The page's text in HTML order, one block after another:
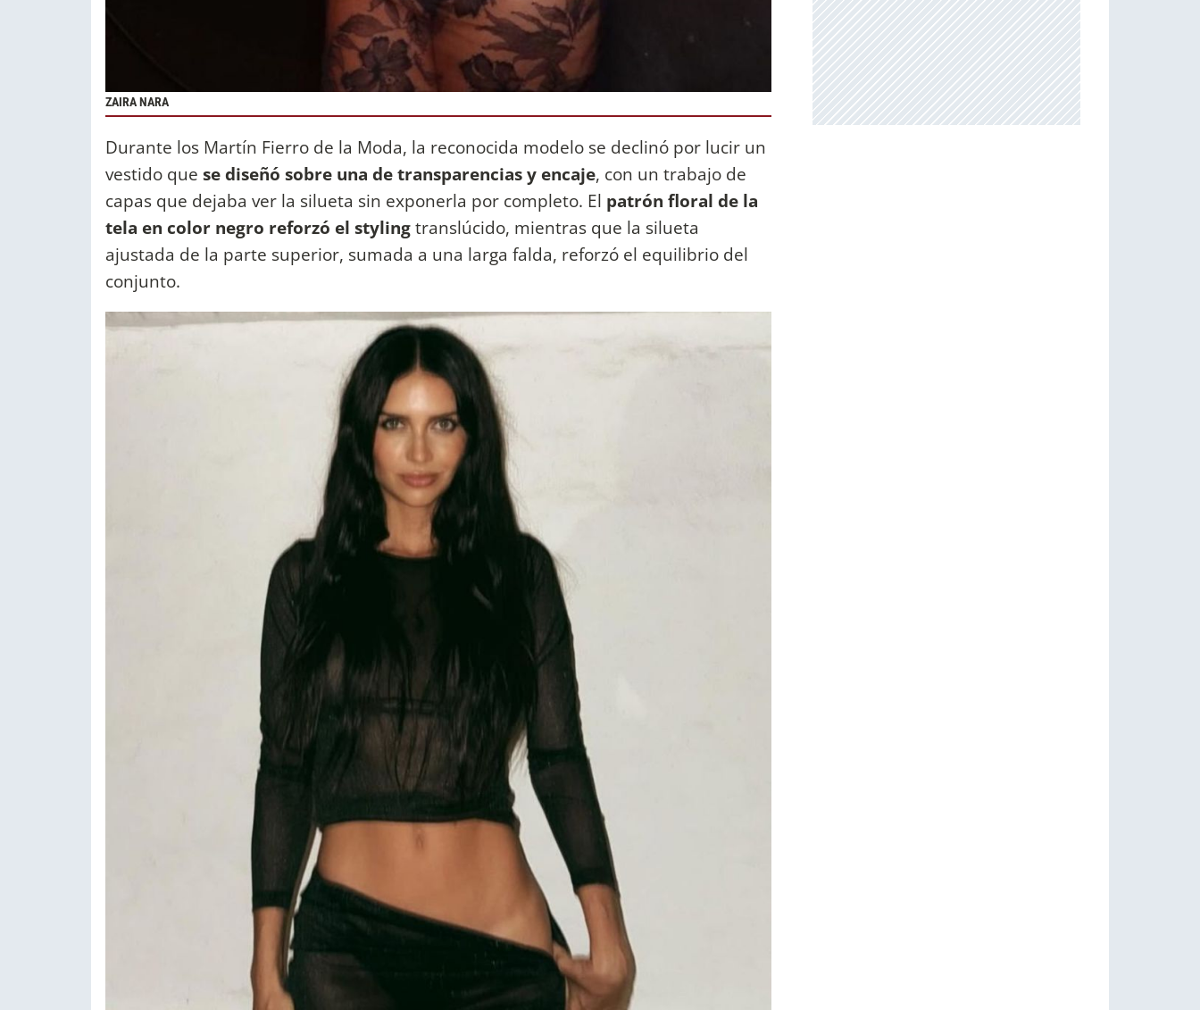
ZAIRA NARA
Durante los Martín Fierro de la Moda, la reconocida modelo se declinó por lucir un
vestido que se diseñó sobre una de transparencias y encaje, con un trabajo de
capas que dejaba ver la silueta sin exponerla por completo. El patrón floral de la
tela en color negro reforzó el stylingtranslúcido, mientras que la silueta
ajustada de la parte superior, sumada a una larga falda, reforzó el equilibrio del
conjunto.